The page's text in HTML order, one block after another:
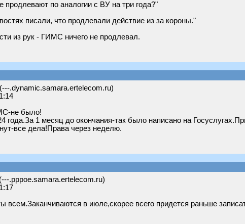
продлевают по аналогии с ВУ на три года?"
писали, что продлевали действие из за короны."
из рук - ГИМС ничего не продлевал.
(---.dynamic.samara.ertelecom.ru)
не было!
года.За 1 месяц до окончания-так было написано на
все дела!Права через неделю.
.pppoe.samara.ertelecom.ru)
всем.Заканчиваются в июле,скорее всего придется раньше